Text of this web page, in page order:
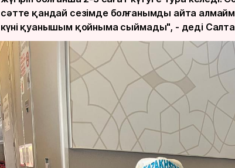
сәтте қандай сезімде болғанымды айта
күні қуанышым қойныма сыймады", - деді